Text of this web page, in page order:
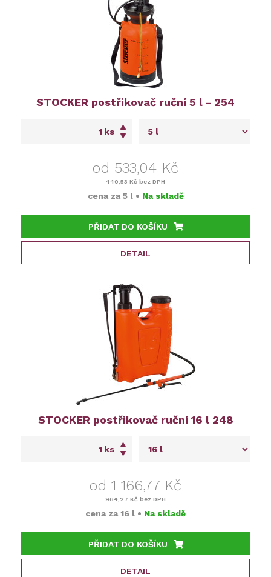
STOCKER postřikovač ruční 5 l - 254
ks
od 533,04 Kč
440,53 Kč bez DPH
cena za 5 l • Na skladě
PŘIDAT DO KOŠÍKU
DETAIL
STOCKER postřikovač ruční 16 l 248
ks
od 1 166,77 Kč
964,27 Kč bez DPH
cena za 16 l • Na skladě
PŘIDAT DO KOŠÍKU
DETAIL